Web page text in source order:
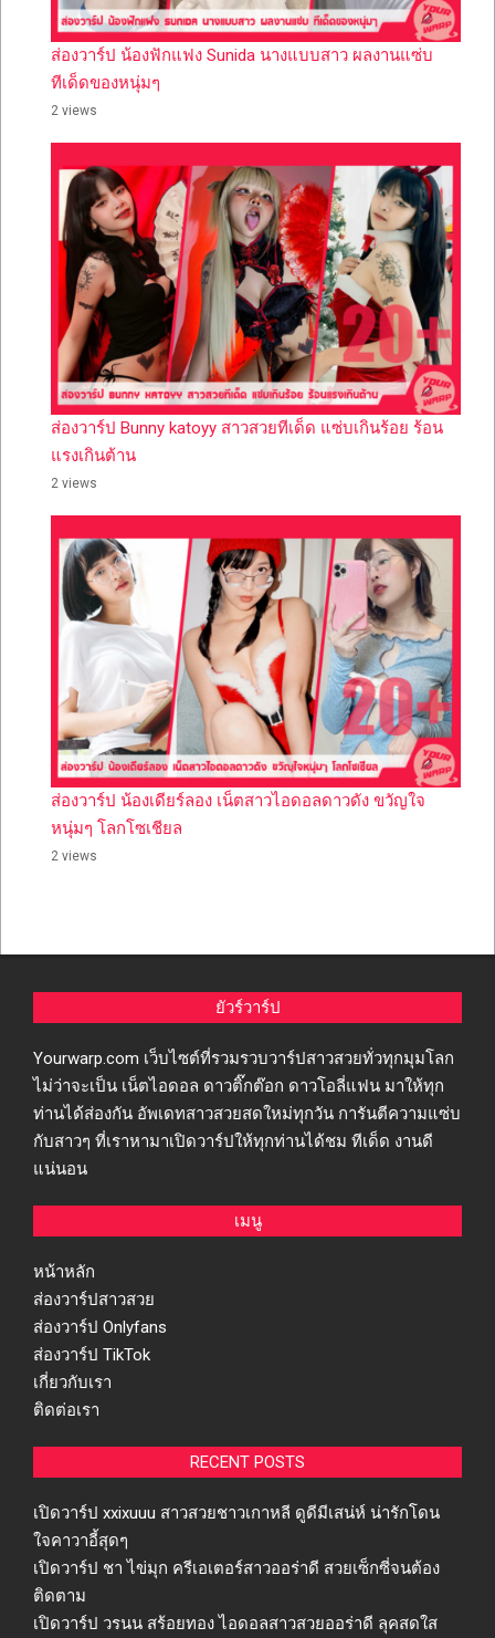
ส่องวาร์ป น้องฟักแฟง Sunida นางแบบสาว ผลงานแซ่บ
ทีเด็ดของหนุ่มๆ
2 views
ส่องวาร์ป Bunny katoyy สาวสวยทีเด็ด แซ่บเกินร้อย ร้อน
แรงเกินต้าน
2 views
ส่องวาร์ป น้องเดียร์ลอง เน็ตสาวไอดอลดาวดัง ขวัญใจ
หนุ่มๆ โลกโซเชียล
2 views
ยัวร์วาร์ป
Yourwarp.com เว็บไซต์ที่รวมรวบวาร์ปสาวสวยทั่วทุกมุมโลก
ไม่ว่าจะเป็น เน็ตไอดอล ดาวติ๊กต๊อก ดาวโอลี่แฟน มาให้ทุก
ท่านได้ส่องกัน อัพเดทสาวสวยสดใหม่ทุกวัน การันตีความแซ่บ
กับสาวๆ ที่เราหามาเปิดวาร์ปให้ทุกท่านได้ชม ทีเด็ด งานดี
แน่นอน
เมนู
หน้าหลัก
ส่องวาร์ปสาวสวย
ส่องวาร์ป Onlyfans
ส่องวาร์ป TikTok
เกี่ยวกับเรา
ติดต่อเรา
RECENT POSTS
เปิดวาร์ป xxixuuu สาวสวยชาวเกาหลี ดูดีมีเสน่ห์ น่ารักโดน
ใจคาวาอี้สุดๆ
เปิดวาร์ป ชา ไข่มุก ครีเอเตอร์สาวออร่าดี สวยเซ็กซี่จนต้อง
ติดตาม
เปิดวาร์ป วรนน สร้อยทอง ไอดอลสาวสวยออร่าดี ลุคสดใส